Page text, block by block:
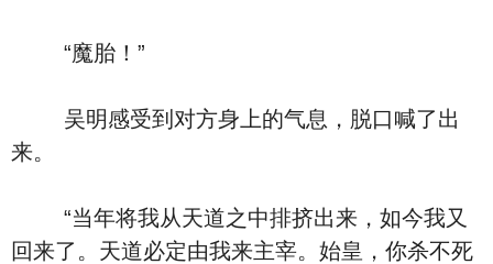
“魔胎！”
吴明感受到对方身上的气息，脱口喊了出
来。
“当年将我从天道之中排挤出来，如今我又
回来了。天道必定由我来主宰。始皇，你杀不死